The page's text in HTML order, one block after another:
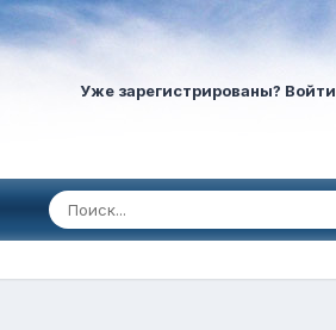
Уже зарегистрированы? Войти